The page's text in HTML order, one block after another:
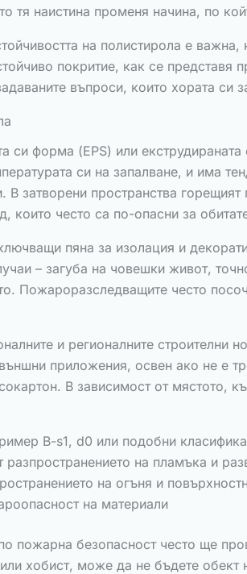
тя наистина променя начина, по
на полистирола е
покритие, как се представя
въпроси, които хората си
си форма (EPS) или
си на запалване, и има
затворени пространства
които често са по-опасни за
пяна за изолация и
– загуба на човешки живот,
Пожароразследващите често
и регионалните
приложения, освен ако не е
В зависимост от мястото,
B-s1, d0 или подобни
на пламъка и
на огъня и
на материали
пожарна безопасност често ще
хобист, може да не бъдете обект